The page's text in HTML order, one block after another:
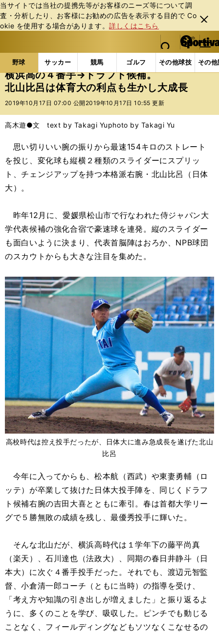
当サイトでは当社の提携先等がお客様のニーズ等について調
査・分析したり、お客様にお勧めの広告を表⽰する⽬的で Co
okie を使⽤する場合があります。詳しくはこちら
閉じ
る
web Sportiva (webスポルティーバ)
検索
マイペ
ー
ジ
メニュ
野球 サッカー 競馬 ゴルフ その他球技 その
b
ス
ポ
ル
バ
野球の記事一覧 高校野球他 横浜高の４番手→ドラ
横浜高の４番手→ドラフト候補。
北山比呂は体育大の利点も生かし大成長
2019年10月17日 07:00 公開 2019年10月17日 10:55 更新
高木遊●文 text by Takagi Yuphoto by Takagi Yu
思い切りいい腕の振りから最速154キロのストレート
を投じ、変化球も縦横２種類のスライダーにスプリッ
ト、チェンジアップを持つ本格派右腕・北山比呂（日体
大）。
昨年12月に、愛媛県松山市で行なわれた侍ジャパン大
学代表候補の強化合宿で豪速球を連発。縦のスライダー
も面白いように決まり、代表首脳陣はおろか、NPB球団
のスカウトからも大きな注目を集めた。
高校時代は控え投手だったが、日体大に進み急成長を遂げた北山
比呂
今年に入ってからも、松本航（西武）や東妻勇輔（ロ
ッテ）が卒業して抜けた日体大投手陣を、同じくドラフ
ト候補右腕の吉田大喜とともに牽引。春は首都大学リー
グで５勝無敗の成績を残し、最優秀投手に輝いた。
そんな北山だが、横浜高時代は１学年下の藤平尚真
（楽天）、石川達也（法政大）、同期の春日井静斗（日
本大）に次ぐ４番手投手だった。それでも、渡辺元智監
督、小倉清一郎コーチ（ともに当時）の指導を受け、
「考え方や知識の引き出しが増えました」と振り返るよ
うに、多くのことを学び、吸収した。ピンチでも動じる
ことなく、フィールディングなどもソツなくこなせるの